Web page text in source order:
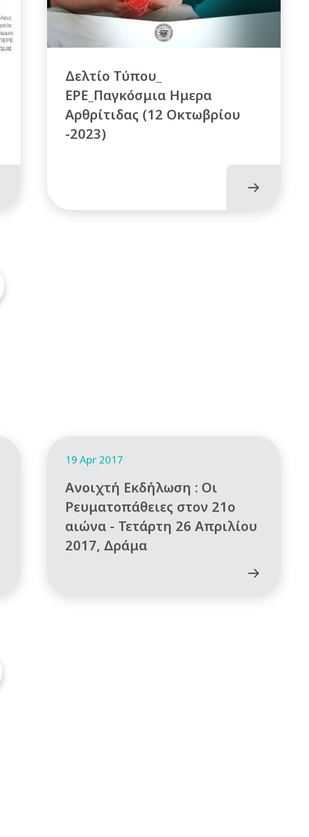
Δελτίο Τύπου_
ΕΡΕ_Παγκόσμια Ημερα
Αρθρίτιδας (12 Οκτωβρίου
-2023)
19 Apr 2017
Ανοιχτή Εκδήλωση : Οι
Ρευματοπάθειες στον 21ο
αιώνα - Τετάρτη 26 Απριλίου
2017, Δράμα